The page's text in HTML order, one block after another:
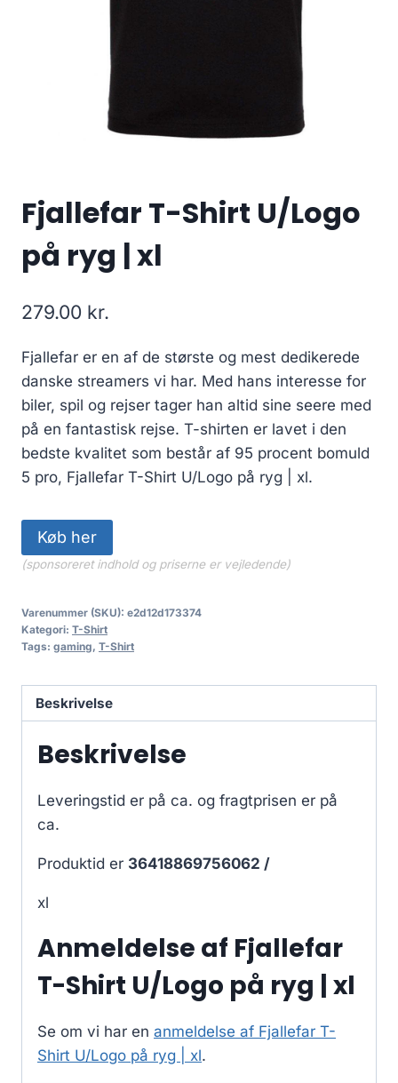
Fjallefar T-Shirt U/Logo
på ryg | xl
279.00 kr.
Fjallefar er en af de største og mest dedikerede
danske streamers vi har. Med hans interesse for
biler, spil og rejser tager han altid sine seere med
på en fantastisk rejse. T-shirten er lavet i den
bedste kvalitet som består af 95 procent bomuld
5 pro, Fjallefar T-Shirt U/Logo på ryg | xl.
Køb her
(sponsoreret indhold og priserne er vejledende)
Varenummer (SKU): e2d12d173374
Kategori: T-Shirt
Tags: gaming, T-Shirt
Beskrivelse
Beskrivelse
Leveringstid er på ca. og fragtprisen er på
ca.
Produktid er 36418869756062 /
xl
Anmeldelse af Fjallefar
T-Shirt U/Logo på ryg | xl
Se om vi har en anmeldelse af Fjallefar T-
Shirt U/Logo på ryg | xl.